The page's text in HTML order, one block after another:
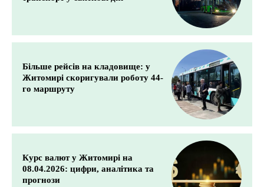
Більше рейсів на кладовище: у
Житомирі скоригували роботу 44-
го маршруту
Курс валют у Житомирі на
08.04.2026: цифри, аналітика та
прогнози